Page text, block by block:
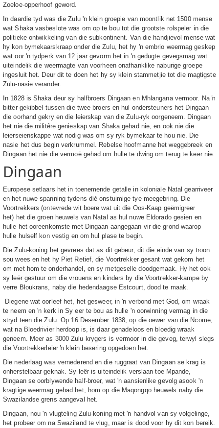
Zoeloe-opperhoof geword.
In daardie tyd was die Zulu 'n klein groepie van moontlik net 1500 mense
wat Shaka vasbeslote was om op te bou tot die grootste rolspeler in die
politieke ontwikkeling van die subkontinent. Van die handjievol mense wat
hy kon bymekaarskraap onder die Zulu, het hy 'n embrio weermag geskep
wat oor 'n tydperk van 12 jaar gevorm het in 'n gedugte gevegsmag wat
uiteindelik die weermagte van voorheen onafhanklike naburige groepe
ingesluit het. Deur dit te doen het hy sy klein stammetjie tot die magtigste
Zulu-nasie verander.
In 1828 is Shaka deur sy halfbroers Dingaan en Mhlangana vermoor. Na ŉ
bitter gekibbel tussen die twee broers en hul ondersteuners het Dingaan
die oorhand gekry en die leierskap van die Zulu-ryk oorgeneem. Dingaan
het nie die militêre genieskap van Shaka gehad nie, en ook nie die
leierseienskappe wat nodig was om sy ryk bymekaar te hou nie. Die
nasie het dus begin verkrummel. Rebelse hoofmanne het weggebreek en
Dingaan het nie die vermoë gehad om hulle te dwing om terug te keer nie.
Dingaan
Europese setlaars het in toenemende getalle in koloniale Natal gearriveer
en het nuwe spanning tydens dié onstuimige tye meegebring. Die
Voortrekkers (ontevrede wit boere wat uit die Oos-Kaap geëmigreer
het) het die groen heuwels van Natal as hul nuwe Eldorado gesien en
hulle het ooreenkomste met Dingaan aangegaan vir die grond waarop
hulle hulself kon vestig en om hul plase te begin.
Die Zulu-koning het gevrees dat as dit gebeur, dit die einde van sy troon
sou wees en het hy Piet Retief, die Voortrekker gesant wat gekom het
om met hom te onderhandel, en sy metgeselle doodgemaak. Hy het ook
sy leër gestuur om die vrouens en kinders by die Voortrekker-kampe by
verre Bloukrans, naby die hedendaagse Estcourt, dood te maak.
Diegene wat oorleef het, het gesweer, in 'n verbond met God, om wraak
te neem en 'n kerk in Sy eer te bou as hulle 'n oorwinning vermag in die
stryd teen die Zulu. Op 16 Desember 1838, op die oewer van die Ncome,
wat na Bloedrivier herdoop is, is daar genadeloos en bloedig wraak
geneem. Meer as 3000 Zulu krygers is vermoor in die geveg, terwyl slegs
die Voortrekkerleier ŉ klein besering opgedoen het.
Die nederlaag was vernederend en die ruggraat van Dingaan se krag is
onherstelbaar geknak. Sy leër is uiteindelik verslaan toe Mpande,
Dingaan se oorblywende half-broer, wat 'n aansienlike gevolg asook 'n
kragtige weermag gehad het, hom op die Maqongqo heuwels naby die
Swazilandse grens aangeval het.
Dingaan, nou 'n vlugteling Zulu-koning met 'n handvol van sy volgelinge,
het probeer om na Swaziland te vlug, maar is dood voor hy dit kon bereik.